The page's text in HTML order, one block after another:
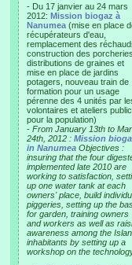
- Du 17 janvier au 24 mars
2012: Mission biogaz à
Nanumea (mise en place
récupérateurs d'eau,
remplacement des
construction des porcheries,
distributions de graines et
mise en place de jardins
potagers, nouveau train de
formation pour un usage
pérenne des 4 unités par
volontaires et ateliers
pour la population)
- From January 13th to
24th, 2012 : Mission
in Nanumea Objectives :
insuring that the four
implemented late 2010 are
working to satisfaction,
up one water tank at each
owners' place, build
piggeries, setting up the
for garden, training owners
and workers as well as
awareness among the
inhabitants by setting up a
workshop on the